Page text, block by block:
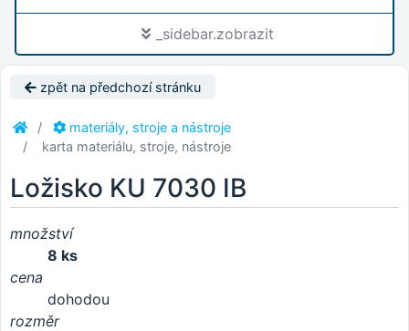
_sidebar.zobrazit
zpět na předchozí stránku
materiály, stroje a nástroje
karta materiálu, stroje, nástroje
Ložisko KU 7030 IB
množství
8 ks
cena
dohodou
rozměr